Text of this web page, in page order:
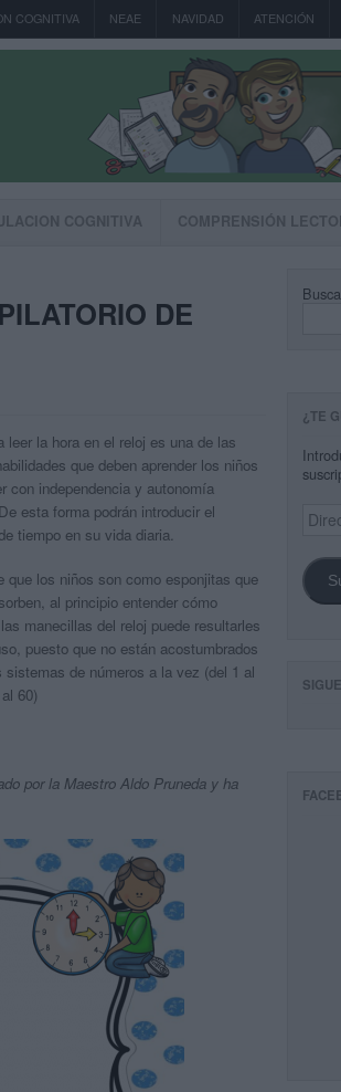
COGNITIVA NEAE NAVIDAD ATENCIÓN
COGNITIVA COMPRENSIÓN
DE
leer la hora en el reloj es una de las
que deben aprender los niños
con independencia y autonomía
esta forma podrán introducir el
tiempo en su vida diaria.
que los niños son como esponjitas que
al principio entender cómo
manecillas del reloj puede resultarles
puesto que no están acostumbrados
sistemas de números a la vez (del 1 al
60)
por la Maestro Aldo Pruneda y ha
¿TE
de